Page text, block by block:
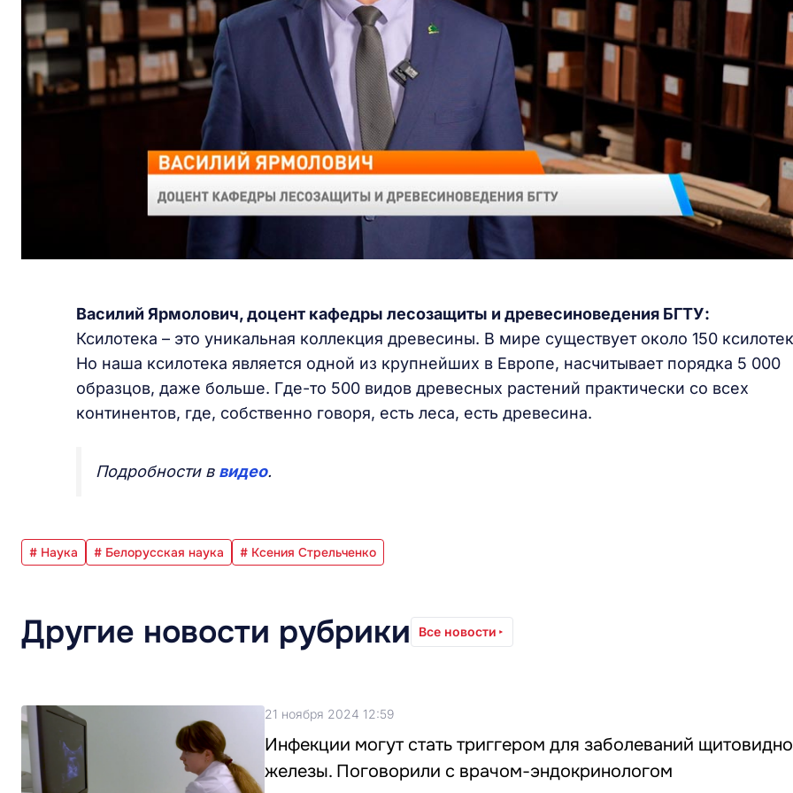
Василий Ярмолович, доцент кафедры лесозащиты и древесиноведения БГТУ:
Ксилотека – это уникальная коллекция древесины. В мире существует около 150
Но наша ксилотека является одной из крупнейших в Европе, насчитывает порядка 5 000
образцов, даже больше. Где-то 500 видов древесных растений практически со всех
континентов, где, собственно говоря, есть леса, есть древесина.
Подробности в видео.
# Наука # Белорусская наука # Ксения Стрельченко
Другие новости рубрики Все новости
21 ноября 2024 12:59
Инфекции могут стать триггером для заболеваний
железы. Поговорили с врачом-эндокринологом